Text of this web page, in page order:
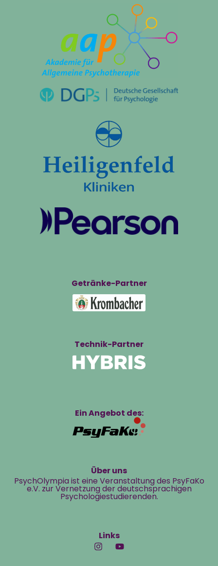
Getränke-Partner
Technik-Partner
Ein Angebot des:
Über uns
PsychOlympia ist eine Veranstaltung des PsyFaKo
e.V. zur Vernetzung der deutschsprachigen
Psychologiestudierenden.
Links